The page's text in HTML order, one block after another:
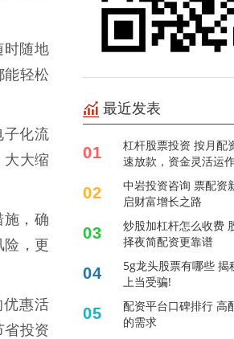
时随地
能轻松
子化流
大大缩
施，确
险，更
惠活
省投资
最近发表
01
杠杆股票投资 按月配
速放款，资金灵活运
02
中岩投资咨询 票配资
启财富增长之路
03
炒股加杠杆怎么收费
择夜简配资更靠谱
04
5g龙头股票有哪些
上当受骗!
05
配资平台口碑排行 高
的需求